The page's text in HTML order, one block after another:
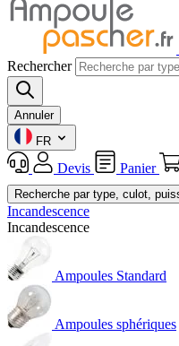
Rechercher
Annuler
FR
Devis Panier
Incandescence
Incandescence
Ampoules Standard
Ampoules sphériques